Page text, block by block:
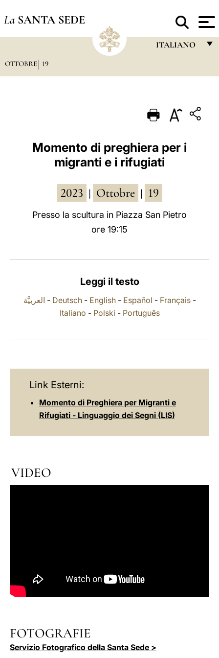
La SANTA SEDE
ITALIANO
PORTUGUÊS
ESPAÑOL
DEUTSCH
العربيّة
中文
OTTOBRE 19
Momento di preghiera per i
migranti e i rifugiati
2023 Ottobre 19
Presso la scultura in Piazza San Pietro
ore 19:15
Leggi il testo
العربيَّة - Deutsch- English- Español - Français-
Italiano - Polski - Português
Link Esterni:
Momento di Preghiera per Migranti e
Rifugiati - Linguaggio dei Segni (LIS)
VIDEO
FOTOGRAFIE
Servizio Fotografico della Santa Sede >